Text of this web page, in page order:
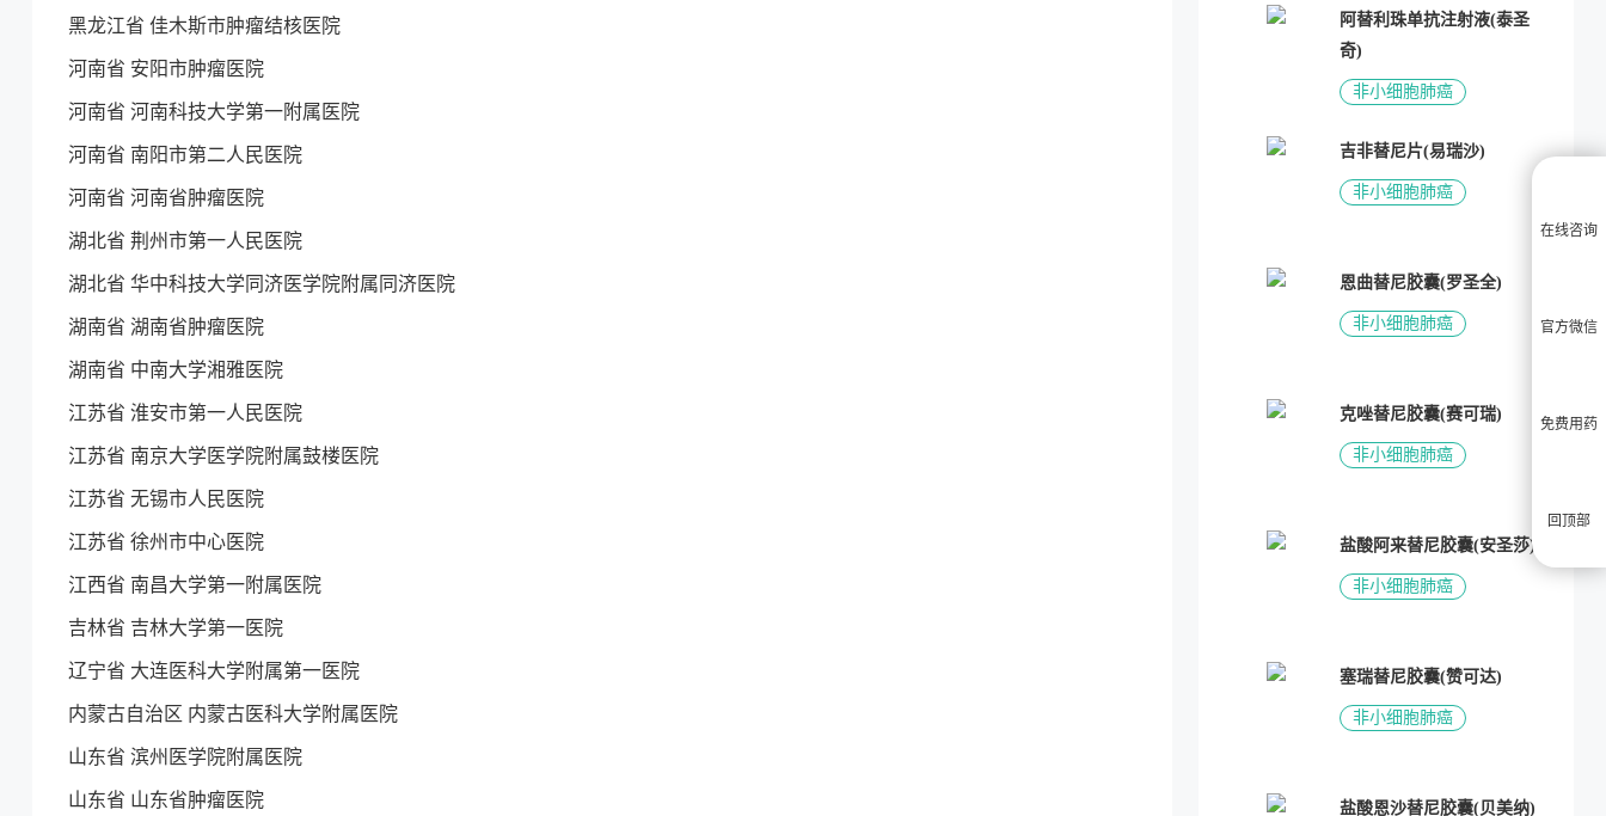
黑龙江省 佳木斯市肿瘤结核医院
河南省 安阳市肿瘤医院
河南省 河南科技大学第一附属医院
河南省 南阳市第二人民医院
河南省 河南省肿瘤医院
湖北省 荆州市第一人民医院
湖北省 华中科技大学同济医学院附属同济医院
湖南省 湖南省肿瘤医院
湖南省 中南大学湘雅医院
江苏省 淮安市第一人民医院
江苏省 南京大学医学院附属鼓楼医院
江苏省 无锡市人民医院
江苏省 徐州市中心医院
江西省 南昌大学第一附属医院
吉林省 吉林大学第一医院
辽宁省 大连医科大学附属第一医院
内蒙古自治区 内蒙古医科大学附属医院
山东省 滨州医学院附属医院
山东省 山东省肿瘤医院
阿替利珠单抗注射液(泰圣
奇)
非小细胞肺癌
吉非替尼片(易瑞沙)
非小细胞肺癌
恩曲替尼胶囊(罗圣全)
非小细胞肺癌
克唑替尼胶囊(赛可瑞)
非小细胞肺癌
盐酸阿来替尼胶囊(安圣莎)
非小细胞肺癌
塞瑞替尼胶囊(赞可达)
非小细胞肺癌
盐酸恩沙替尼胶囊(贝美纳)
在线咨询
官方微信
免费用药
回顶部